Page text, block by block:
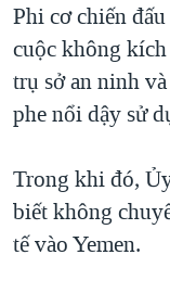
Phi cơ chiến
cuộc không kích
trụ sở an ninh
phe nổi dậy sử
Trong khi đó,
biết không
tế vào Yemen.